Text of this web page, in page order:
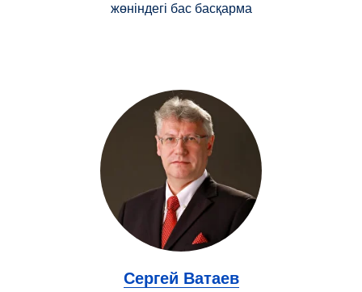
жөніндегі бас басқарма
Сергей Ватаев